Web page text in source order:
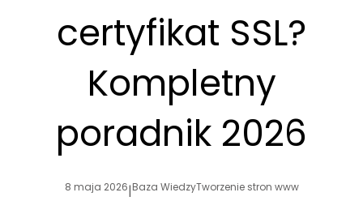
certyfikat SSL?
Kompletny
poradnik 2026
8 maja 2026|Baza WiedzyTworzenie stron www